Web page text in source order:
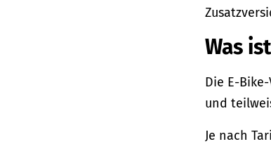
Was
Die E-
und
Je nach